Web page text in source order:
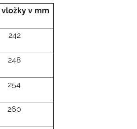
v mm
242
248
254
260